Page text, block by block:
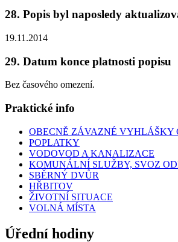
28. Popis byl naposledy
19.11.2014
29. Datum konce platnosti popisu
Bez časového omezení.
Praktické info
OBECNĚ ZÁVAZNÉ VYHLÁŠKY
POPLATKY
VODOVOD A KANALIZACE
KOMUNÁLNÍ SLUŽBY, SVOZ
SBĚRNÝ DVŮR
HŘBITOV
ŽIVOTNÍ SITUACE
VOLNÁ MÍSTA
Úřední hodiny